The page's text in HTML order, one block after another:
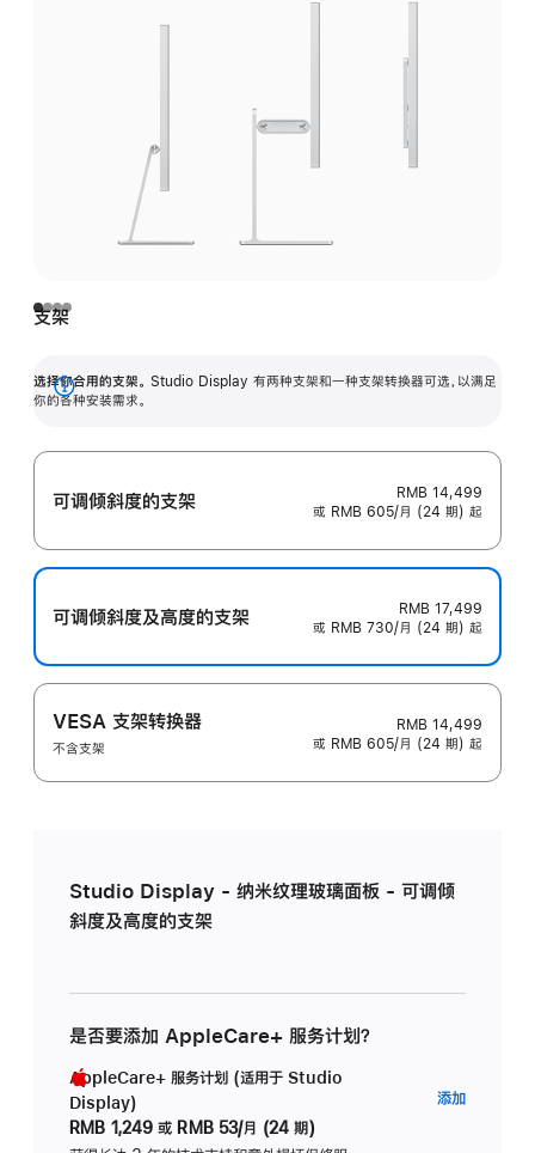
支架
选择你合用的支架。 Studio Display 有两种支架和一种支架转换器可选，以满足
你的各种安装需求。
展
可调倾斜度的支架
RMB 14,499
或 RMB 605/月 (24 期) 起
可调倾斜度及高‍度的支‍架
RMB 17,499
或 RMB 730/月 (24 期) 起
VESA 支架转换器
不含支架
RMB 14,499
或 RMB 605/月 (24 期) 起
Studio Display - 纳米纹理玻璃面板 - 可调倾
斜度及高度的支架
是否要添加 AppleCare+ 服务计划？
AppleCare+ 服务计划 (适用于 Studio
Display)
RMB 1,249 或 RMB 53/月 (24 期)
添加